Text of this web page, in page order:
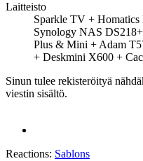
Laitteisto
Sparkle TV +
Synology NAS
Plus & Mini + Adam
+ Deskmini X600 +
Sinun tulee rekisteröityä
viestin sisältö.
Reactions: Sablons